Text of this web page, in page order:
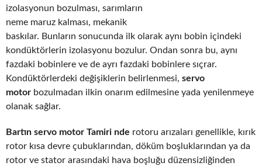
izolasyonun bozulması, sarımların
neme maruz kalması, mekanik
baskılar. Bunların sonucunda ilk olarak aynı bobin içindeki
kondüktörlerin izolasyonu bozulur. Ondan sonra bu, aynı
fazdaki bobinlere ve de ayrı fazdaki bobinlere sıçrar.
Kondüktörlerdeki değişiklerin belirlenmesi, servo
motor bozulmadan ilkin onarım edilmesine yada yenilenmeye
olanak sağlar.
Bartın servo motor Tamiri nde rotoru arızaları genellikle, kırık
rotor kısa devre çubuklarından, döküm boşluklarından ya da
rotor ve stator arasındaki hava boşluğu düzensizliğinden